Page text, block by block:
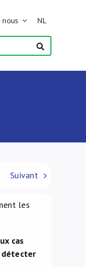
nous NL
Suivant
les
cas
détecter